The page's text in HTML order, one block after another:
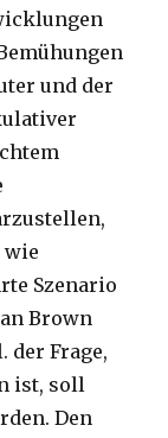
und der
wie
Szenario
Brown
Frage,
ist, soll
Den